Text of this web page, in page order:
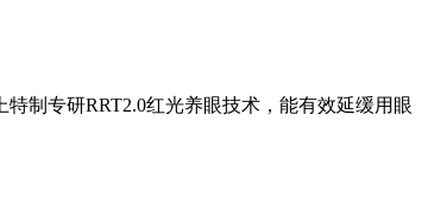
制专研RRT2.0红光养眼技术，能有效延缓用眼